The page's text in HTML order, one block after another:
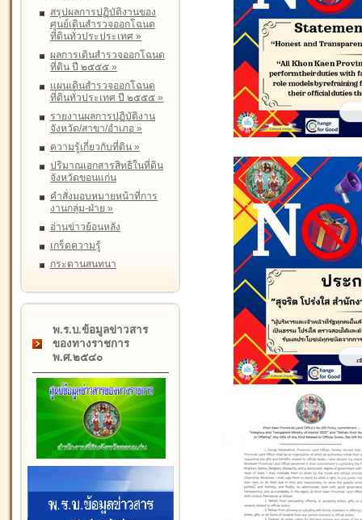
สรุปผลการปฏิบัติงานของ
ศูนย์เดินสำรวจออกโฉนด
ที่ดินทั่วประประเทศ »
ผลการเดินสำรวจออกโฉนด
ที่ดิน ปี ๒๕๕๕ »
แผนเดินสำรวจออกโฉนด
ที่ดินทั่วประเทศ ปี ๒๕๕๕ »
รายงานผลการปฏิบัติงาน
จังหวัด/สาขา/อำเภอ »
ความรู้เกี่ยวกับที่ดิน »
ปริมาณเอกสารสิทธิในที่ดิน
จังหวัดขอนแก่น
คำสั่งมอบหมายหน้าที่การ
งานกลุ่ม-ฝ่าย »
อ่านข่าวย้อนหลัง
เกร็ดความรู้
กระดานสนทนา
พ.ร.บ.ข้อมูลข่าวสาร
ของทางราชการ
พ.ศ.๒๕๔๐